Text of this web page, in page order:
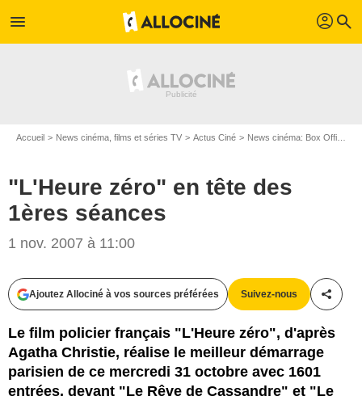
menu profil search
Accueil News cinéma, films et séries TV Actus Ciné News cinéma: Box Office
"L'Heure zéro" en tête des
1ères séances
1 nov. 2007 à 11:00
Ajoutez Allociné à vos sources préférées Suivez-nous
Le film policier français "L'Heure zéro", d'après
Agatha Christie, réalise le meilleur démarrage
parisien de ce mercredi 31 octobre avec 1601
entrées, devant "Le Rêve de Cassandre" et "Le